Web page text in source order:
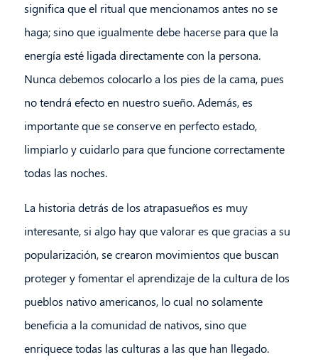
significa que el ritual que mencionamos antes no se
haga; sino que igualmente debe hacerse para que la
energía esté ligada directamente con la persona.
Nunca debemos colocarlo a los pies de la cama, pues
no tendrá efecto en nuestro sueño. Además, es
importante que se conserve en perfecto estado,
limpiarlo y cuidarlo para que funcione correctamente
todas las noches.
La historia detrás de los atrapasueños es muy
interesante, si algo hay que valorar es que gracias a su
popularización, se crearon movimientos que buscan
proteger y fomentar el aprendizaje de la cultura de los
pueblos nativo americanos, lo cual no solamente
beneficia a la comunidad de nativos, sino que
enriquece todas las culturas a las que han llegado.